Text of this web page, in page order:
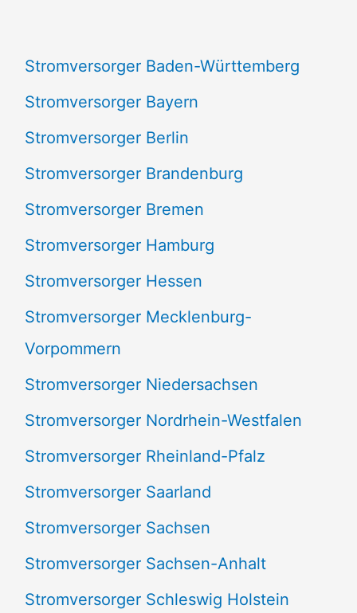
h
:
Stromversorger Baden-Württemberg
Stromversorger Bayern
Stromversorger Berlin
Stromversorger Brandenburg
Stromversorger Bremen
Stromversorger Hamburg
Stromversorger Hessen
Stromversorger Mecklenburg-
Vorpommern
Stromversorger Niedersachsen
Stromversorger Nordrhein-Westfalen
Stromversorger Rheinland-Pfalz
Stromversorger Saarland
Stromversorger Sachsen
Stromversorger Sachsen-Anhalt
Stromversorger Schleswig Holstein